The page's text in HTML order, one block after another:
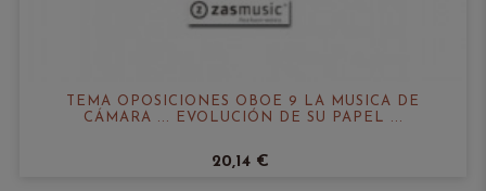
TEMA OPOSICIONES OBOE 9 LA MÚSICA DE
CÁMARA ... EVOLUCIÓN DE SU PAPEL ...
20,14 €